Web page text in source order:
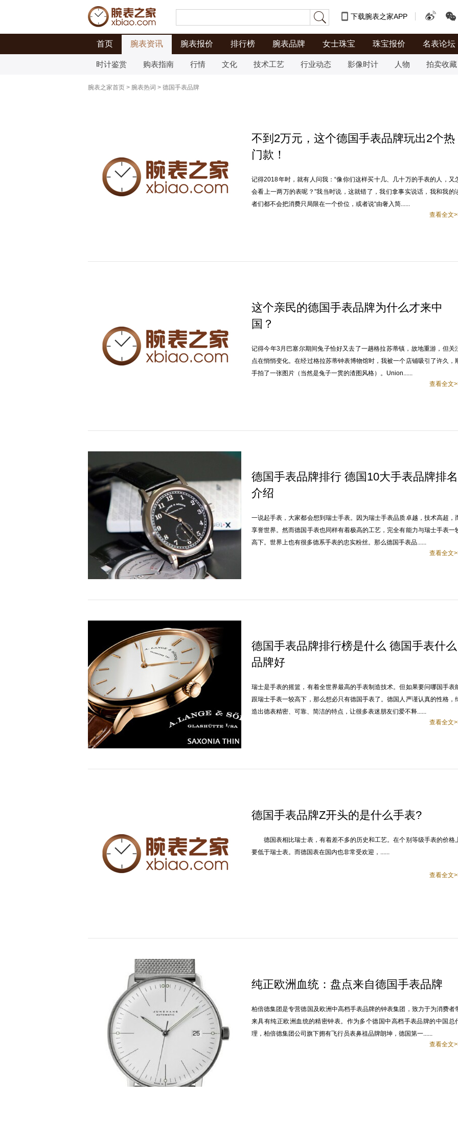
下载腕表之家APP
首页 腕表资讯 腕表报价 排行榜 腕表品牌 女士珠宝 珠宝报价 名表论坛
时计鉴赏 购表指南 行情 文化 技术工艺 行业动态 影像时计 人物 拍卖收藏
腕表之家首页 > 腕表热词 > 德国手表品牌
不到2万元，这个德国手表品牌玩出2个热
门款！
记得2018年时，就有人问我：“像你们这样买十几、几十万的手表的人，又
会看上一两万的表呢？”我当时说，这就错了，我们拿事实说话，我和我的
者们都不会把消费只局限在一个价位，或者说“由奢入简......
查看全文
这个亲民的德国手表品牌为什么才来中
国？
记得今年3月巴塞尔期间兔子恰好又去了一趟格拉苏蒂镇，故地重游，但关
点在悄悄变化。在经过格拉苏蒂钟表博物馆时，我被一个店铺吸引了许久，
手拍了一张图片（当然是兔子一贯的渣图风格）。Union......
查看全文
德国手表品牌排行 德国10大手表品牌排名
介绍
一说起手表，大家都会想到瑞士手表。因为瑞士手表品质卓越，技术高超，
享誉世界。然而德国手表也同样有着极高的工艺，完全有能力与瑞士手表一
高下。世界上也有很多德系手表的忠实粉丝。那么德国手表品......
查看全文
德国手表品牌排行榜是什么 德国手表什么
品牌好
瑞士是手表的摇篮，有着全世界最高的手表制造技术。但如果要问哪国手表
跟瑞士手表一较高下，那么想必只有德国手表了。德国人严谨认真的性格，
造出德表精密、可靠、简洁的特点，让很多表迷朋友们爱不释......
查看全文
德国手表品牌Z开头的是什么手表?
德国表相比瑞士表，有着差不多的历史和工艺。在个别等级手表的价格
要低于瑞士表。而德国表在国内也非常受欢迎，......
查看全文
纯正欧洲血统：盘点来自德国手表品牌
柏倍德集团是专营德国及欧洲中高档手表品牌的钟表集团，致力于为消费者
来具有纯正欧洲血统的精密钟表。作为多个德国中高档手表品牌的中国总
理，柏倍德集团公司旗下拥有飞行员表鼻祖品牌朗坤，德国第一......
查看全文